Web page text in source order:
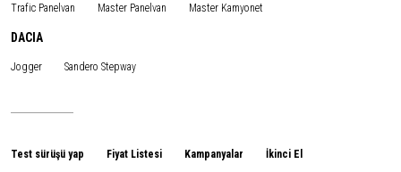
Trafic Panelvan Master Panelvan Master Kamyonet
DACIA
Jogger Sandero Stepway
Test sürüşü yap Fiyat Listesi Kampanyalar İkinci El